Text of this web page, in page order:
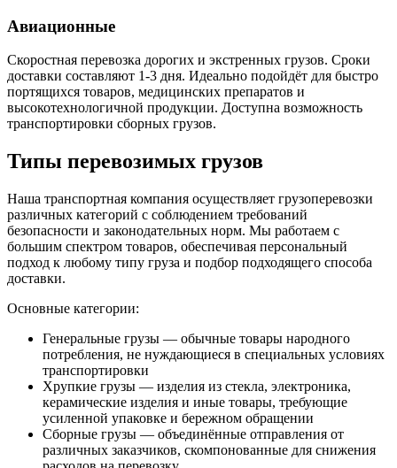
Авиационные
Скоростная перевозка дорогих и экстренных грузов. Сроки
доставки составляют 1-3 дня. Идеально подойдёт для быстро
портящихся товаров, медицинских препаратов и
высокотехнологичной продукции. Доступна возможность
транспортировки сборных грузов.
Типы перевозимых грузов
Наша транспортная компания осуществляет грузоперевозки
различных категорий с соблюдением требований
безопасности и законодательных норм. Мы работаем с
большим спектром товаров, обеспечивая персональный
подход к любому типу груза и подбор подходящего способа
доставки.
Основные категории:
Генеральные грузы — обычные товары народного
потребления, не нуждающиеся в специальных условиях
транспортировки
Хрупкие грузы — изделия из стекла, электроника,
керамические изделия и иные товары, требующие
усиленной упаковке и бережном обращении
Сборные грузы — объединённые отправления от
различных заказчиков, скомпонованные для снижения